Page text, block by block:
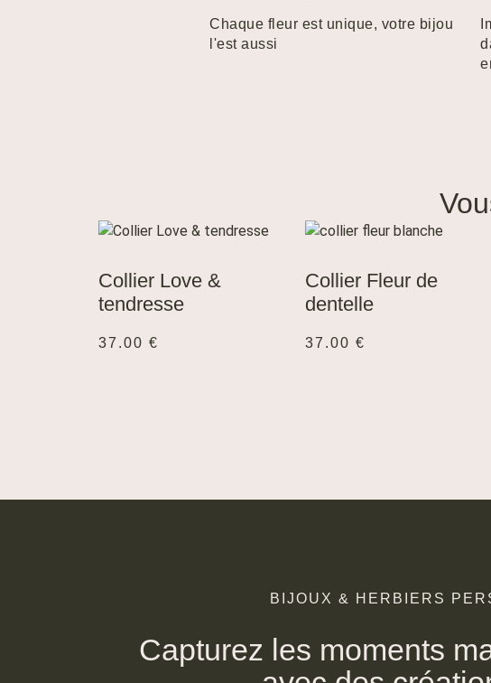
Chaque fleur est unique, votre bijou
l'est aussi
Collier Love &
tendresse
37.00 €
Collier Fleur de
dentelle
37.00 €
BIJOUX & HERBIERS
Capturez les moments